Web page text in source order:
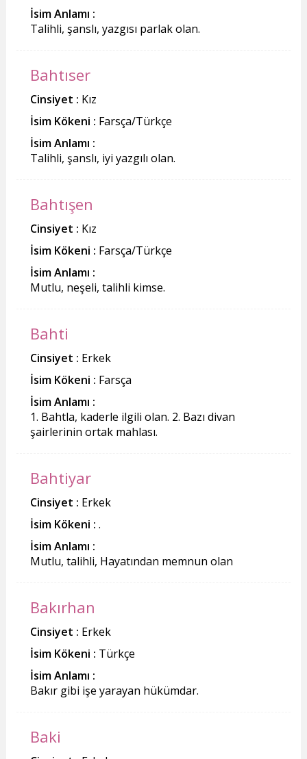
İsim Anlamı :
Talihli, şanslı, yazgısı parlak olan.
Bahtıser
Cinsiyet : Kız
İsim Kökeni : Farsça/Türkçe
İsim Anlamı :
Talihli, şanslı, iyi yazgılı olan.
Bahtışen
Cinsiyet : Kız
İsim Kökeni : Farsça/Türkçe
İsim Anlamı :
Mutlu, neşeli, talihli kimse.
Bahti
Cinsiyet : Erkek
İsim Kökeni : Farsça
İsim Anlamı :
1. Bahtla, kaderle ilgili olan. 2. Bazı divan
şairlerinin ortak mahlası.
Bahtiyar
Cinsiyet : Erkek
İsim Kökeni : .
İsim Anlamı :
Mutlu, talihli, Hayatından memnun olan
Bakırhan
Cinsiyet : Erkek
İsim Kökeni : Türkçe
İsim Anlamı :
Bakır gibi işe yarayan hükümdar.
Baki